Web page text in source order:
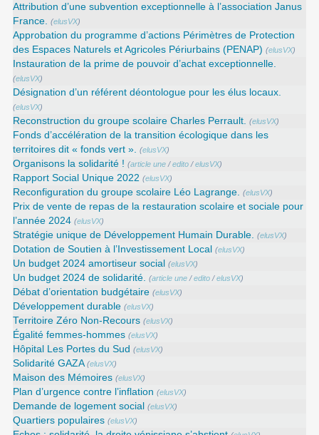
Attribution d’une subvention exceptionnelle à l’association Janus
France.
(elusVX)
Approbation du programme d’actions Périmètres de Protection
des Espaces Naturels et Agricoles Périurbains (PENAP) (elusVX)
Instauration de la prime de pouvoir d’achat exceptionnelle.
(elusVX)
Désignation d’un référent déontologue pour les élus locaux.
(elusVX)
Reconstruction du groupe scolaire Charles Perrault. (elusVX)
Fonds d’accélération de la transition écologique dans les
territoires dit « fonds vert ».
(elusVX)
Organisons la solidarité ! (article une /edito /elusVX)
Rapport Social Unique 2022 (elusVX)
Reconfiguration du groupe scolaire Léo Lagrange. (elusVX)
Prix de vente de repas de la restauration scolaire et sociale pour
l’année 2024 (elusVX)
Stratégie unique de Développement Humain Durable. (elusVX)
Dotation de Soutien à l’Investissement Local (elusVX)
Un budget 2024 amortiseur social (elusVX)
Un budget 2024 de solidarité. (article une /edito /elusVX)
Débat d’orientation budgétaire (elusVX)
Développement durable (elusVX)
Territoire Zéro Non-Recours (elusVX)
Égalité femmes-hommes (elusVX)
Hôpital Les Portes du Sud (elusVX)
Solidarité GAZA (elusVX)
Maison des Mémoires (elusVX)
Plan d’urgence contre l’inflation (elusVX)
Demande de logement social (elusVX)
Quartiers populaires (elusVX)